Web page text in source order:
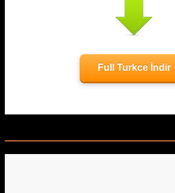
Full Turkce İndir